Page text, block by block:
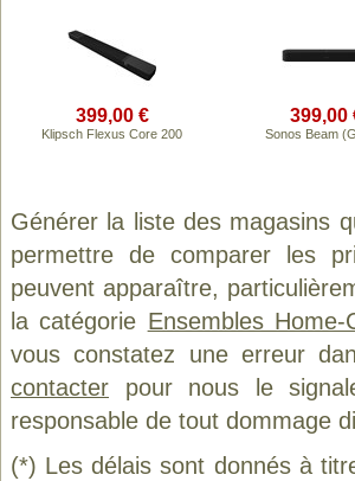
399,00 €
Klipsch Flexus Core 200
399,00
Sonos Beam
Générer la liste des magasins
permettre de comparer les
peuvent apparaître,
la catégorie Ensembles Home-
vous constatez une erreur
contacter pour nous le
responsable de tout dommage
(*) Les délais sont donnés à